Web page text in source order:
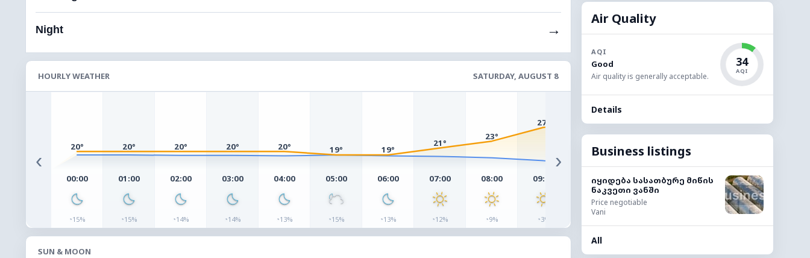
Night →
HOURLY WEATHER SATURDAY, AUGUST 8
‹
20°
00:00
◔15%
20°
01:00
◔15%
20°
02:00
◔14%
20°
03:00
◔14%
20°
04:00
◔13%
19°
05:00
◔15%
19°
06:00
◔13%
21°
07:00
◔12%
23°
08:00
◔9%
27°
09:00
◔3%
29°
10:00 11:00 12:00 13:00
›
SUN & MOON
Air Quality
AQI
Good
Air quality is generally acceptable.
34
AQI
Details
Business listings
იყიდება სასათბურე მიწის
ნაკვეთი ვანში
Price negotiable
Vani
All